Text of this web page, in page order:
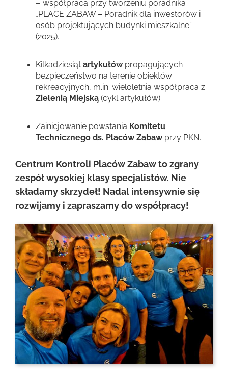
– współpraca przy tworzeniu poradnika
„PLACE ZABAW – Poradnik dla inwestorów i
osób projektujących budynki mieszkalne”
(2025).
Kilkadziesiąt artykułówpropagujących
bezpieczeństwo na terenie obiektów
rekreacyjnych, m.in. wieloletnia współpraca z
Zielenią Miejską (cykl artykułów).
Zainicjowanie powstania Komitetu
Technicznego ds. Placów Zabaw przy PKN.
Centrum Kontroli Placów Zabaw to zgrany
zespół wysokiej klasy specjalistów. Nie
składamy skrzydeł! Nadal intensywnie się
rozwijamy i zapraszamy do współpracy!